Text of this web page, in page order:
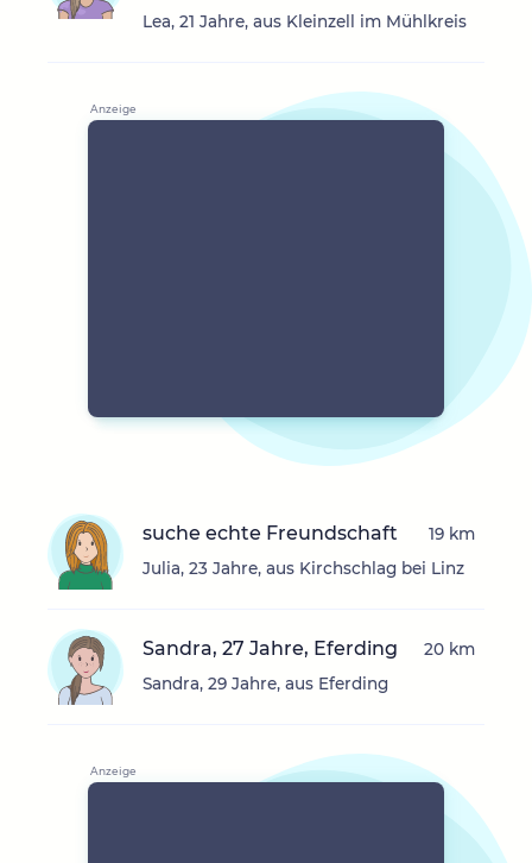
Lea, 21 Jahre, aus Kleinzell im Mühlkreis
suche echte Freundschaft
Julia, 23 Jahre, aus Kirchschlag bei Linz
19 km
Sandra, 27 Jahre, Eferding
Sandra, 29 Jahre, aus Eferding
20 km